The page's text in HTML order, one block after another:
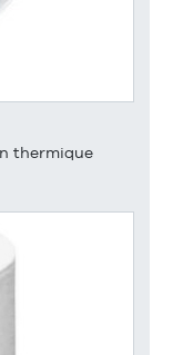
thermique